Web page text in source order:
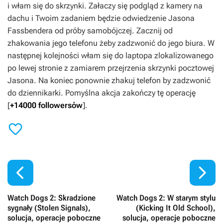
i włam się do skrzynki. Załaczy się podgląd z kamery na
dachu i Twoim zadaniem będzie odwiedzenie Jasona
Fassbendera od próby samobójczej. Zacznij od
zhakowania jego telefonu żeby zadzwonić do jego biura. W
następnej kolejności włam się do laptopa zlokalizowanego
po lewej stronie z zamiarem przejrzenia skrzynki pocztowej
Jasona. Na koniec ponownie zhakuj telefon by zadzwonić
do dziennikarki. Pomyślna akcja zakończy tę operację
[+14000 followersów].


Watch Dogs 2: Skradzione
sygnały (Stolen Signals),
solucja, operacje poboczne
Watch Dogs 2: W starym stylu
(Kicking It Old School),
solucja, operacje poboczne
